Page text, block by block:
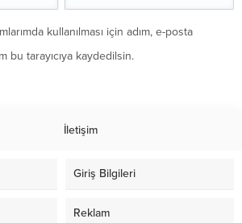
kullanılması için adım, e-posta
bu tarayıcıya kaydedilsin.
İletişim
Giriş Bilgileri
Reklam